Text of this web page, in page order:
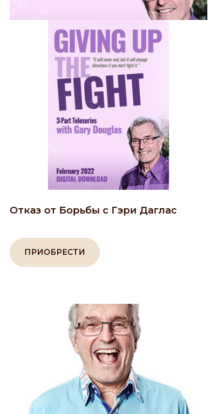
Отказ от Борьбы с Гэри Даглас
ПРИОБРЕСТИ